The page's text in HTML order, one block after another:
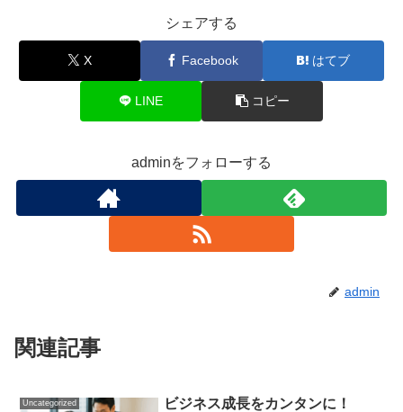
シェアする
X Facebook はてブ
LINE コピー
adminをフォローする
admin
関連記事
Uncategorized
ビジネス成長をカンタンに！